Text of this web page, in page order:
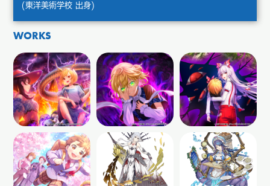
(東洋美術学校 出身)
WORKS